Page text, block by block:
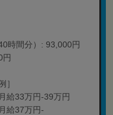
時間分）: 93,000円
円
］
給33万円-39万円
37万円-